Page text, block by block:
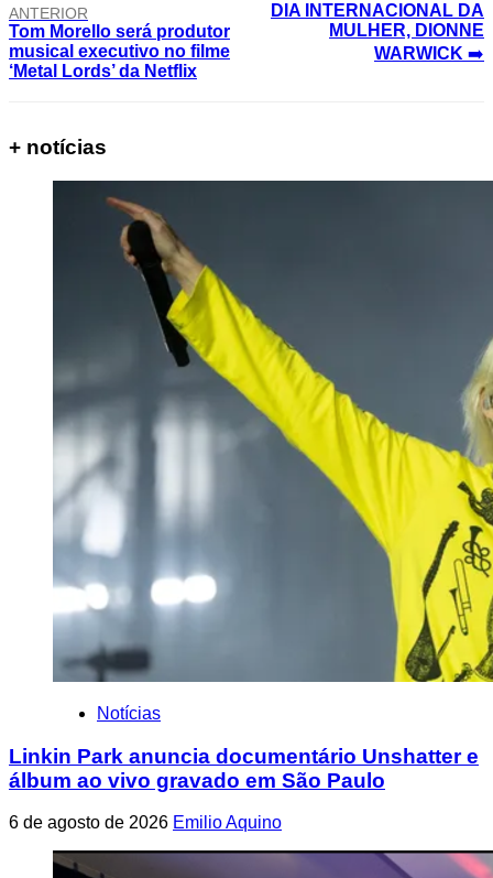
ANTERIOR
Tom Morello será produtor
musical executivo no filme
‘Metal Lords’ da Netflix
DIA INTERNACIONAL DA
MULHER, DIONNE
WARWICK ➡️
+ notícias
Notícias
Linkin Park anuncia documentário Unshatter e
álbum ao vivo gravado em São Paulo
6 de agosto de 2026 Emilio Aquino